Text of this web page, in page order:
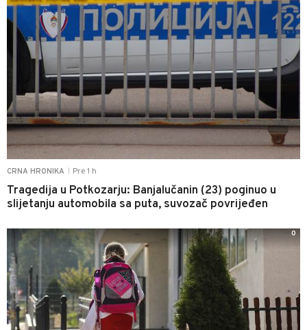
CRNA HRONIKA Pre 1 h
Tragedija u Potkozarju: Banjalučanin (23) poginuo u
slijetanju automobila sa puta, suvozač povrijeđen
0